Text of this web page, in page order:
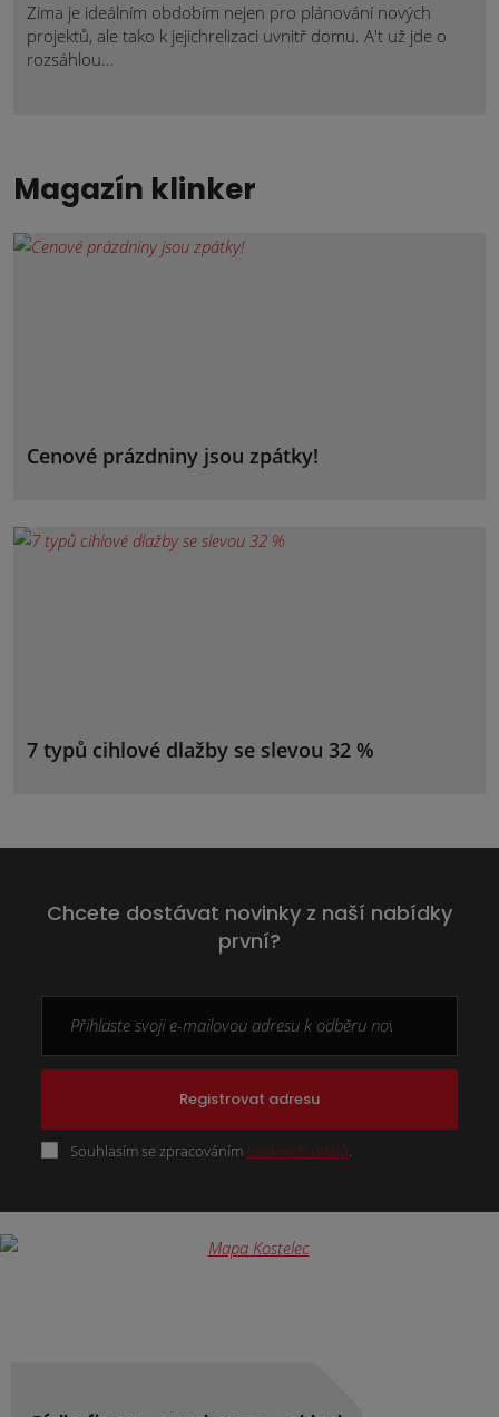
Zima je ideálním obdobím nejen pro plánování nových
projektů, ale tako k jejichrelizaci uvnitř domu. A't už jde o
rozsáhlou...
Magazín klinker
Cenové prázdniny jsou zpátky!
7 typů cihlové dlažby se slevou 32 %
Chcete dostávat novinky z naší nabídky
první?
Registrovat adresu
Souhlasím se zpracováním osobních údajů.